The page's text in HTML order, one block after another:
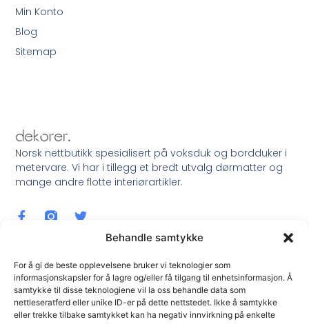
Behandle samtykke
For å gi de beste opplevelsene bruker vi teknologier som
informasjonskapsler for å lagre og/eller få tilgang til enhetsinformasjon. Å
samtykke til disse teknologiene vil la oss behandle data som
nettleseratferd eller unike ID-er på dette nettstedet. Ikke å samtykke
eller trekke tilbake samtykket kan ha negativ innvirkning på enkelte
Norsk nettbutikk spesialisert på voksduk og bordduker i
metervare. Vi har i tillegg et bredt utvalg dørmatter og
mange andre flotte interiørartikler.
Min Konto
Blog
Sitemap
Meld Deg På Nyhetsbrev !